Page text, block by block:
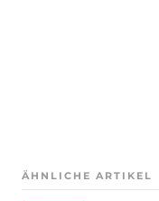
ÄHNLICHE ARTIKEL